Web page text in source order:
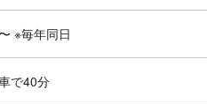
※毎年同日
で40分